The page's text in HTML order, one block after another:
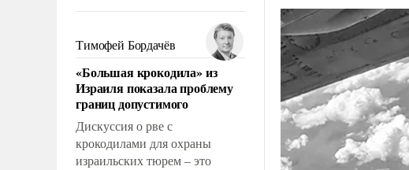
налогоплательщиков и где
Еревану за свои поступки не
нужно отвечать.
Тимофей Бордачёв
«Большая крокодила» из
Израиля показала проблему
границ допустимого
Дискуссия о рве с
крокодилами для охраны
израильских тюрем – это